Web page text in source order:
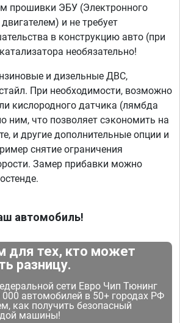
прошивки ЭБУ (Электронного
и не требует
в конструкцию авто (при
необязательно!
и дизельные ДВС,
При необходимости, возможно
кислородного датчика (лямбда
ним, что позволяет сэкономить на
и другие дополнительные опции и
снятие ограничения
Замер прибавки можно
автомобиль!
для тех, кто может
разницу.
сети Евро Чип Тюнинг
автомобилей в 50+ городах РФ
как получить безопасный
машины!